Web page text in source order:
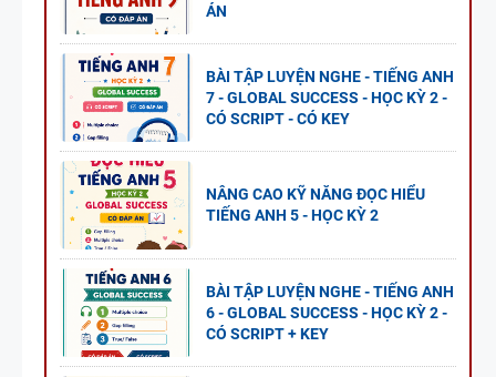
ÁN
BÀI TẬP LUYỆN NGHE - TIẾNG ANH
7 - GLOBAL SUCCESS - HỌC KỲ 2 -
CÓ SCRIPT - CÓ KEY
NÂNG CAO KỸ NĂNG ĐỌC HIỂU
TIẾNG ANH 5 - HỌC KỲ 2
BÀI TẬP LUYỆN NGHE - TIẾNG ANH
6 - GLOBAL SUCCESS - HỌC KỲ 2 -
CÓ SCRIPT + KEY